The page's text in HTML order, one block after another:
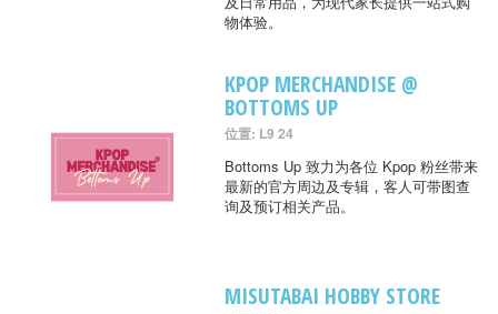
物体验。
KPOP MERCHANDISE @
BOTTOMS UP
位置: L9 24
Bottoms Up 致力为各位 Kpop 粉丝带来
最新的官方周边及专辑，客人可带图查
询及预订相关产品。
MISUTABAI HOBBY STORE